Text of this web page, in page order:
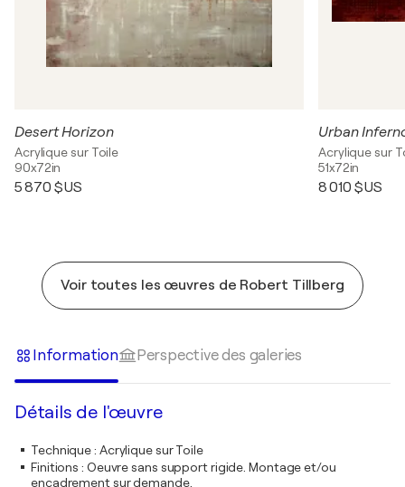
Desert Horizon
Acrylique sur Toile
90x72in
5 870 $US
Urban
Acrylique sur
51x72in
8 010 $US
Voir toutes les œuvres de Robert Tillberg
Information Perspective des galeries
Détails de l'œuvre
Technique: Acrylique sur Toile
Finitions : Oeuvre sans support rigide. Montage et/ou
encadrement sur demande.